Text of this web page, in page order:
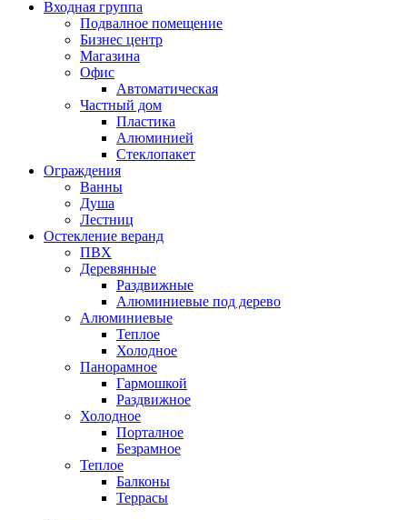
Входная группа
Подвалное помещение
Бизнес центр
Магазина
Офис
Автоматическая
Частный дом
Пластика
Алюминией
Стеклопакет
Ограждения
Ванны
Душа
Лестниц
Остекление веранд
ПВХ
Деревянные
Раздвижные
Алюминиевые под дерево
Алюминиевые
Теплое
Холодное
Панорамное
Гармошкой
Раздвижное
Холодное
Порталное
Безрамное
Теплое
Балконы
Террасы